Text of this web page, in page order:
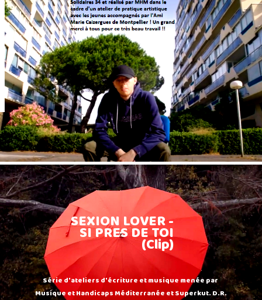
SEXION LOVER -
SI PRES DE TOI
(Clip)
Série d'ateliers d'écriture et musique menée par
Musique et Handicaps Méditerranée et Superkut. D.R.